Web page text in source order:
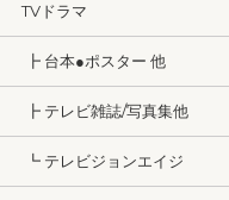
TVドラマ
┣ 台本●ポスター 他
┣ テレビ雑誌/写真集他
┗ テレビジョンエイジ